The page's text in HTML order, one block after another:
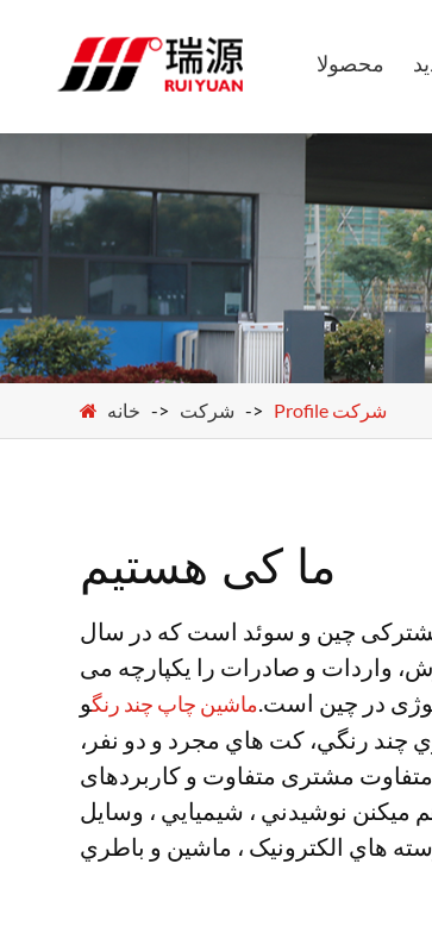
محصولا
خانه شرکت Profile شرکت
ما کی هستیم
چین و سوئد است که در سال
واردات و صادرات را یکپارچه می
در چین است. ماشین چاپ چند رنگو
رنگي، کت هاي مجرد و دو نفر،
متفاوت مشتری متفاوت و کاربردهای
میکنن نوشيدني ، شيميايي ، وسايل
هاي الکترونيک ، ماشين و باطري